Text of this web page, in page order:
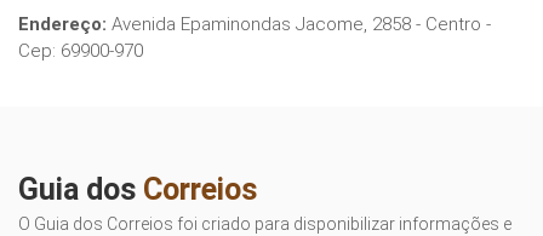
Endereço: Avenida Epaminondas Jacome, 2858 - Centro -
Cep: 69900-970
Guia dos Correios
O Guia dos Correios foi criado para disponibilizar informações e